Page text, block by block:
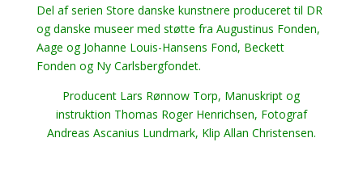
Del af serien Store danske kunstnere produceret til DR
og danske museer med støtte fra Augustinus Fonden,
Aage og Johanne Louis-Hansens Fond, Beckett
Fonden og Ny Carlsbergfondet.
Producent Lars Rønnow Torp, Manuskript og
instruktion Thomas Roger Henrichsen, Fotograf
Andreas Ascanius Lundmark, Klip Allan Christensen.